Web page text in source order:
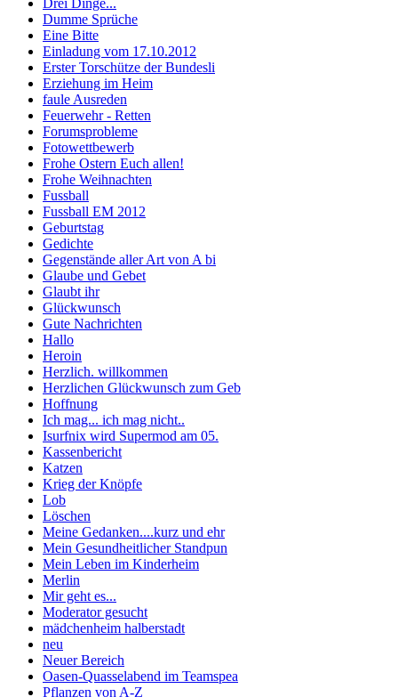
Dumme Sprüche
Eine Bitte
Einladung vom 17.10.2012
Erster Torschütze der Bundesli
Erziehung im Heim
faule Ausreden
Feuerwehr - Retten
Forumsprobleme
Fotowettbewerb
Frohe Ostern Euch allen!
Frohe Weihnachten
Fussball
Fussball EM 2012
Geburtstag
Gedichte
Gegenstände aller Art von A bi
Glaube und Gebet
Glaubt ihr
Glückwunsch
Gute Nachrichten
Hallo
Heroin
Herzlich. willkommen
Herzlichen Glückwunsch zum Geb
Hoffnung
Ich mag... ich mag nicht..
Isurfnix wird Supermod am 05.
Kassenbericht
Katzen
Krieg der Knöpfe
Lob
Löschen
Meine Gedanken....kurz und ehr
Mein Gesundheitlicher Standpun
Mein Leben im Kinderheim
Merlin
Mir geht es...
Moderator gesucht
mädchenheim halberstadt
neu
Neuer Bereich
Oasen-Quasselabend im Teamspea
Pflanzen von A-Z